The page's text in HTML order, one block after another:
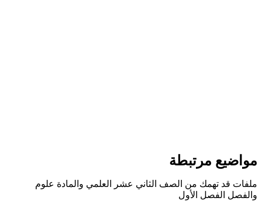
مواضيع مرتبطة
ملفات قد تهمك من الصف الثاني عشر العلمي والمادة علوم
والفصل الفصل الأول